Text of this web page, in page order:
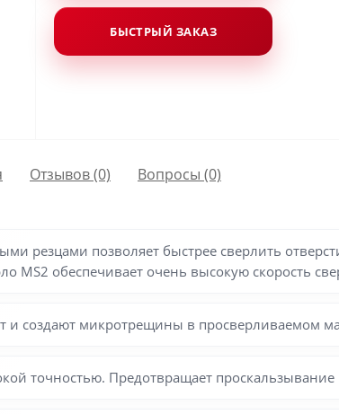
БЫСТРЫЙ ЗАКАЗ
Отзывов (0) Вопросы (0)
резцами позволяет быстрее сверлить
MS2 обеспечивает очень высокую скорость
создают микротрещины в просверливаемом
точностью. Предотвращает проскальзывание